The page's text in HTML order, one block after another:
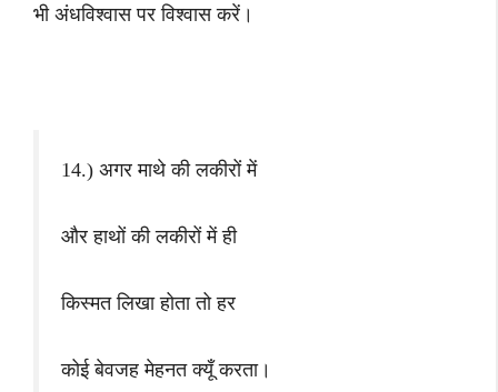
भी अंधविश्वास पर विश्वास करें।
14.) अगर माथे की लकीरों में
और हाथों की लकीरों में ही
किस्मत लिखा होता तो हर
कोई बेवजह मेहनत क्यूँ करता।